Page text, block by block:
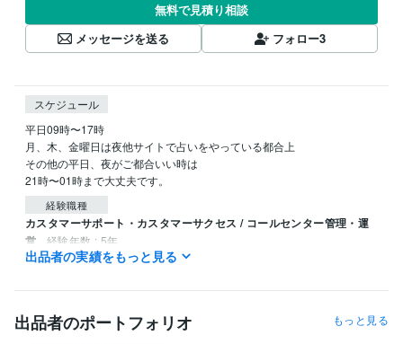
無料で見積り相談
メッセージを送る
フォロー3
スケジュール
平日09時〜17時
月、木、金曜日は夜他サイトで占いをやっている都合上
その他の平日、夜がご都合いい時は
21時〜01時まで大丈夫です。
経験職種
カスタマーサポート・カスタマーサクセス / コールセンター管理・運
営
経験年数 : 5年
事務・ビジネスサポート / 文字起こし・データ入力
ライフスタイル・その他 / マッサージ師・セラピスト
経験年数 : 12
年
ライフスタイル・その他 / 家事代行
出品者の実績をもっと見る
出品者のポートフォリオ もっと見る